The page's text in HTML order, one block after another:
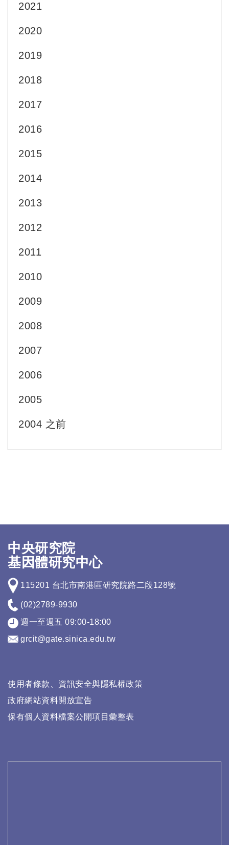
2021
2020
2019
2018
2017
2016
2015
2014
2013
2012
2011
2010
2009
2008
2007
2006
2005
2004 之前
中央研究院
基因體研究中心
115201 台北市南港區研究院路二段128號
(02)2789-9930
週一至週五 09:00-18:00
grcit@gate.sinica.edu.tw
使用者條款、資訊安全與隱私權政策
政府網站資料開放宣告
保有個人資料檔案公開項目彙整表